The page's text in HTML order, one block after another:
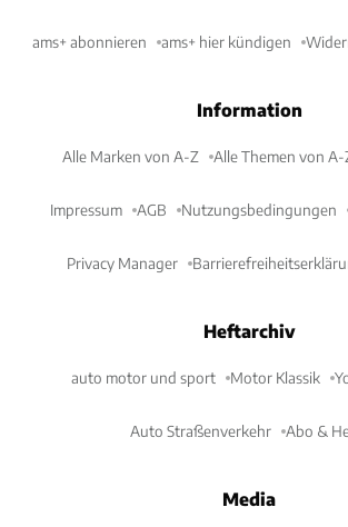
ams+ abonnieren ams+ hier kündigen
Information
Alle Marken von A-Z Alle Themen von A-
Impressum AGB Nutzungsbedingungen
Privacy Manager
Heftarchiv
auto motor und sport Motor Klassik
Auto Straßenverkehr Abo &
Media